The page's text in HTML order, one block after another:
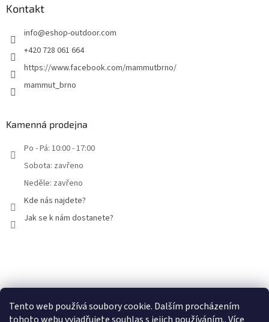
Tento web používá soubory cookie. Dalším procházením
Kontakt
info@eshop-outdoor.com
+420 728 061 664
https://www.facebook.com/mammutbrno/
mammut_brno
Kamenná prodejna
Po - Pá: 10:00 - 17:00
Sobota: zavřeno
Neděle: zavřeno
Kde nás najdete?
Jak se k nám dostanete?
Facebook